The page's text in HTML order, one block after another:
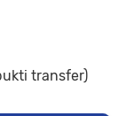
transfer)